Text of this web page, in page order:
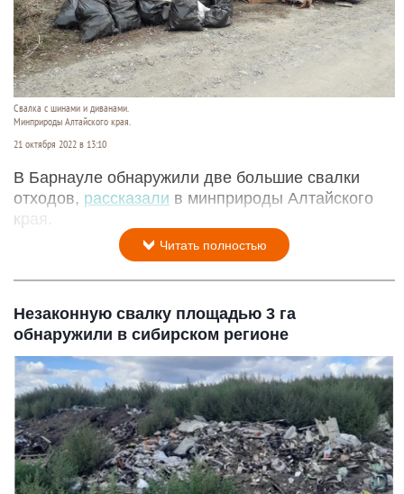
Свалка с шинами и диванами.
Минприроды Алтайского края.
21 октября 2022 в 13:10
В Барнауле обнаружили две большие свалки
отходов, рассказали в минприроды Алтайского
края.
Читать полностью
Незаконную свалку площадью 3 га
обнаружили в сибирском регионе